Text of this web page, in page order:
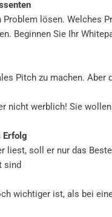
lösen. Welches
Beginnen Sie Ihr
Pitch zu machen.
werblich! Sie
Erfolg
liest, soll er nur das
sind
wichtiger ist, als bei